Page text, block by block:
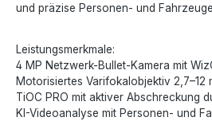
und präzise Personen- und
Leistungsmerkmale:
4 MP Netzwerk-Bullet-Kamera mit
Motorisiertes Varifokalobjektiv 2,7–12
TiOC PRO mit aktiver Abschreckung
KI-Videoanalyse mit Personen- und